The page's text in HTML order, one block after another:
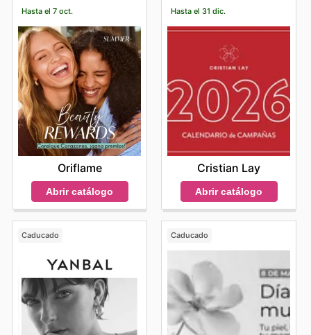
Hasta el 7 oct.
Oriflame
Abrir catálogo
Hasta el 31 dic.
Cristian Lay
Abrir catálogo
Caducado Caducado